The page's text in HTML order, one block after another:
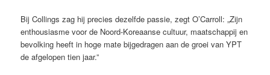
Bij Collings zag hij precies dezelfde passie, zegt O’Carroll: „Zijn
enthousiasme voor de Noord-Koreaanse cultuur, maatschappij en
bevolking heeft in hoge mate bijgedragen aan de groei van YPT
de afgelopen tien jaar.”